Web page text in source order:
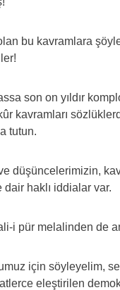
bu kavramlara
son on yıldır
kavramları
tutun.
düşüncelerimizin,
haklı iddialar var.
i pür melalinden de
için söyleyelim,
eleştirilen